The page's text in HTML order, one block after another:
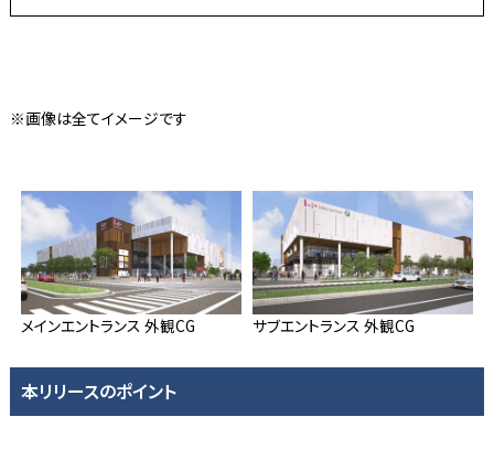
※画像は全てイメージです
メインエントランス 外観CG サブエントランス 外観CG
本リリースのポイント